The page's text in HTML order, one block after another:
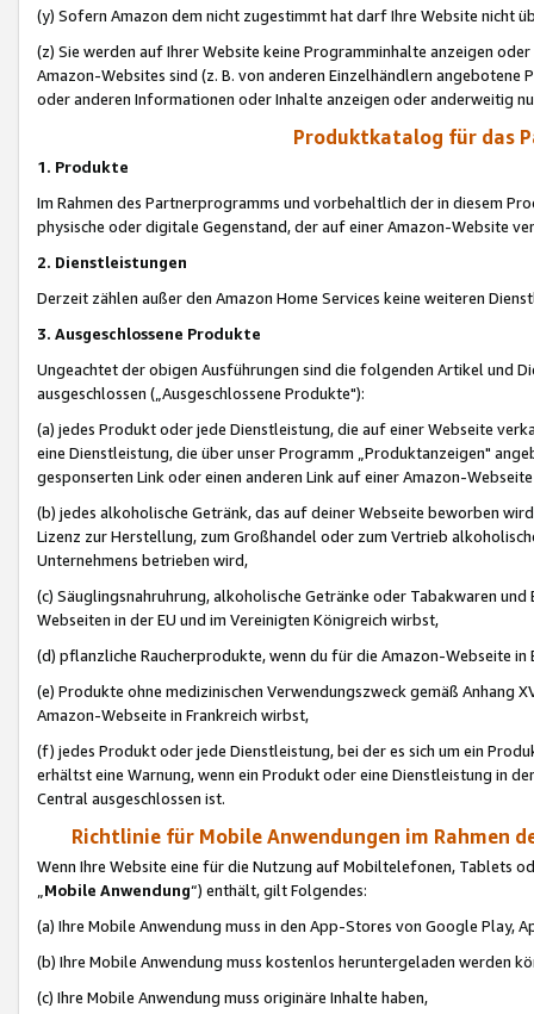
(y) Sofern Amazon dem nicht zugestimmt hat darf Ihre Website nicht
(z) Sie werden auf Ihrer Website keine Programminhalte anzeigen
Amazon-Websites sind (z. B. von anderen Einzelhändlern
oder anderen Informationen oder Inhalte anzeigen oder anderweitig
Produktkatalog für das
1. Produkte
Im Rahmen des Partnerprogramms und vorbehaltlich der in diesem
physische oder digitale Gegenstand, der auf einer Amazon-Website
2. Dienstleistungen
Derzeit zählen außer den Amazon Home Services keine weiteren
3. Ausgeschlossene Produkte
Ungeachtet der obigen Ausführungen sind die folgenden Artikel und
ausgeschlossen („Ausgeschlossene Produkte"):
(a) jedes Produkt oder jede Dienstleistung, die auf einer Webseite
eine Dienstleistung, die über unser Programm „Produktanzeigen"
gesponserten Link oder einen anderen Link auf einer Amazon-
(b) jedes alkoholische Getränk, das auf deiner Webseite beworben
Lizenz zur Herstellung, zum Großhandel oder zum Vertrieb
Unternehmens betrieben wird,
(c) Säuglingsnahruhrung, alkoholische Getränke oder Tabakwaren
Webseiten in der EU und im Vereinigten Königreich wirbst,
(d) pflanzliche Raucherprodukte, wenn du für die Amazon-Webseite in
(e) Produkte ohne medizinischen Verwendungszweck gemäß Anhang
Amazon-Webseite in Frankreich wirbst,
(f) jedes Produkt oder jede Dienstleistung, bei der es sich um ein
erhältst eine Warnung, wenn ein Produkt oder eine Dienstleistung in
Central ausgeschlossen ist.
Richtlinie für Mobile Anwendungen im Rahmen
Wenn Ihre Website eine für die Nutzung auf Mobiltelefonen, Tablets
„Mobile Anwendung“) enthält, gilt Folgendes:
(a) Ihre Mobile Anwendung muss in den App-Stores von Google Play,
(b) Ihre Mobile Anwendung muss kostenlos heruntergeladen werden
(c) Ihre Mobile Anwendung muss originäre Inhalte haben,